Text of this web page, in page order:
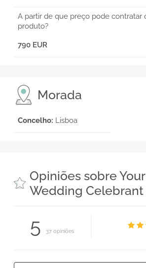
A partir de que preço pode contratar
produto?
790 EUR
Morada
Concelho: Lisboa
Opiniões sobre
Wedding Celebrant
5 37 opiniões